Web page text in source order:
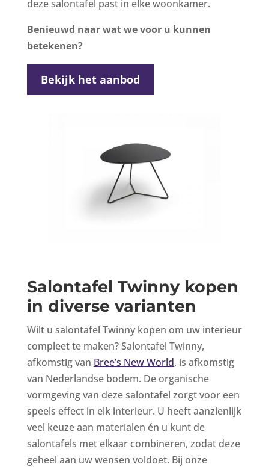
deze salontafel past in elke woonkamer.
Benieuwd naar wat we voor u kunnen
betekenen?
Bekijk het aanbod
Salontafel Twinny kopen
in diverse varianten
Wilt u salontafel Twinny kopen om uw interieur
compleet te maken? Salontafel Twinny,
afkomstig van Bree’s New World, is afkomstig
van Nederlandse bodem. De organische
vormgeving van deze salontafel zorgt voor een
speels effect in elk interieur. U heeft aanzienlijk
veel keuze aan materialen én u kunt de
salontafels met elkaar combineren, zodat deze
geheel aan uw wensen voldoet. Bij onze